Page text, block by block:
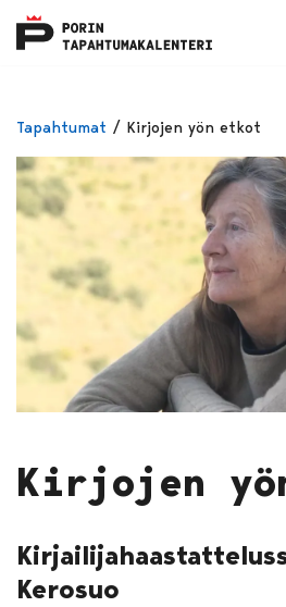
Tapahtumat / Kirjojen yön etkot
Kirjojen
Kerosuo